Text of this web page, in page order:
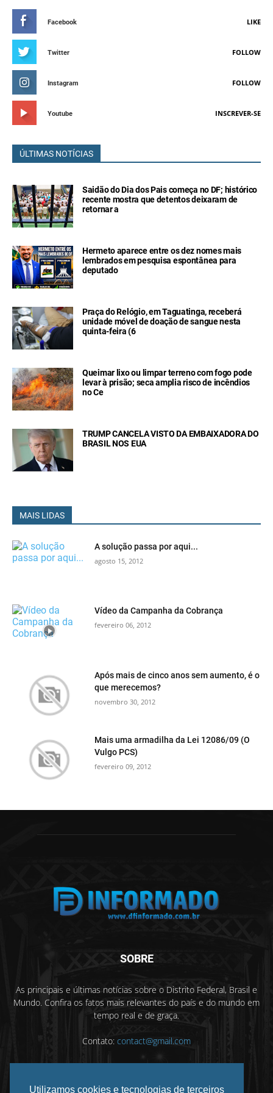
Utilizamos cookies e tecnologias de terceiros
Facebook LIKE
Twitter FOLLOW
Instagram FOLLOW
Youtube INSCREVER-SE
ÚLTIMAS NOTÍCIAS
Saidão do Dia dos Pais começa no DF; histórico
recente mostra que detentos deixaram de
retornar a
Hermeto aparece entre os dez nomes mais
lembrados em pesquisa espontânea para
deputado
Praça do Relógio, em Taguatinga, receberá
unidade móvel de doação de sangue nesta
quinta-feira (6
Queimar lixo ou limpar terreno com fogo pode
levar à prisão; seca amplia risco de incêndios
no Ce
TRUMP CANCELA VISTO DA EMBAIXADORA DO
BRASIL NOS EUA
MAIS LIDAS
A solução passa por aqui...
agosto 15, 2012
Vídeo da Campanha da Cobrança
fevereiro 06, 2012
Após mais de cinco anos sem aumento, é o
que merecemos?
novembro 30, 2012
Mais uma armadilha da Lei 12086/09 (O
Vulgo PCS)
fevereiro 09, 2012
SOBRE
As principais e últimas notícias sobre o Distrito Federal, Brasil e
Mundo. Confira os fatos mais relevantes do país e do mundo em
tempo real e de graça.
Contato: contact@gmail.com